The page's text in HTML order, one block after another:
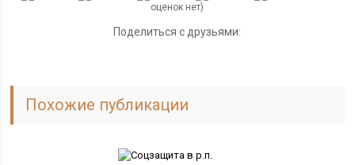
оценок нет)
Поделиться с друзьями:
Похожие публикации